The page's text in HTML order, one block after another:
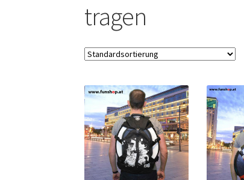
tragen